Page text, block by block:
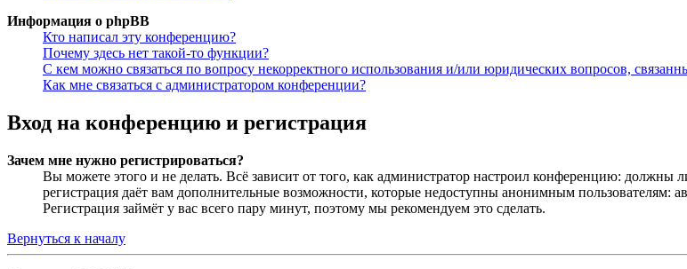
Информация о phpBB
Кто написал эту конференцию?
Почему здесь нет такой-то функции?
С кем можно связаться по вопросу некорректного использования и/или юридических вопросов,
Как мне связаться с администратором конференции?
Вход на конференцию и регистрация
Зачем мне нужно регистрироваться?
Вы можете этого и не делать. Всё зависит от того, как администратор настроил конференцию: должны
регистрация даёт вам дополнительные возможности, которые недоступны анонимным пользователям:
Регистрация займёт у вас всего пару минут, поэтому мы рекомендуем это сделать.
Вернуться к началу